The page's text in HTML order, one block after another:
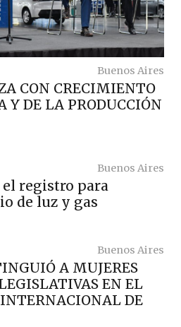
Buenos Aires
CON CRECIMIENTO
Y DE LA PRODUCCIÓN
Buenos Aires
registro para
de luz y gas
Buenos Aires
A MUJERES
EN EL
DE